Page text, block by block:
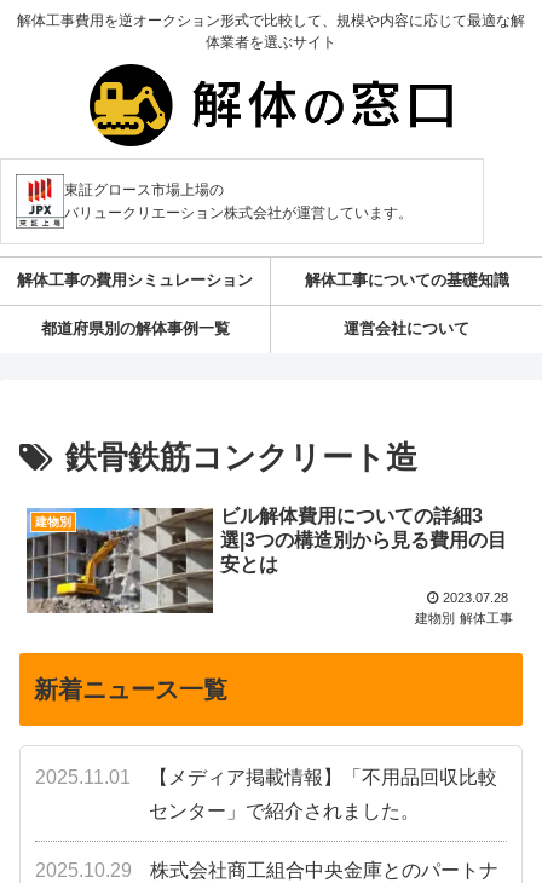
解体工事費用を逆オークション形式で比較して、規模や内容に応じて最適な解
体業者を選ぶサイト
東証グロース市場上場の
バリュークリエーション株式会社が運営しています。
解体工事の費用シミュレーション 解体工事についての基礎知識
都道府県別の解体事例一覧 運営会社について
鉄骨鉄筋コンクリート造
建物別
ビル解体費用についての詳細3
選|3つの構造別から見る費用の目
安とは
2023.07.28
建物別 解体工事
新着ニュース一覧
2025.11.01
【メディア掲載情報】「不用品回収比較
センター」で紹介されました。
2025.10.29
株式会社商工組合中央金庫とのパートナ